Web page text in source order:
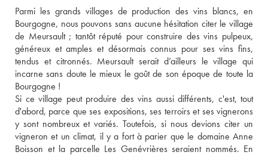
Parmi les grands villages de production des vins blancs, en
Bourgogne, nous pouvons sans aucune hésitation citer le village
de Meursault ; tantôt réputé pour construire des vins pulpeux,
généreux et amples et désormais connus pour ses vins fins,
tendus et citronnés. Meursault serait d’ailleurs le village qui
incarne sans doute le mieux le goût de son époque de toute la
Bourgogne !
Si ce village peut produire des vins aussi différents, c'est, tout
d'abord, parce que ses expositions, ses terroirs et ses vignerons
y sont nombreux et variés. Toutefois, si nous devions citer un
vigneron et un climat, il y a fort à parier que le domaine Anne
Boisson et la parcelle Les Genévrières seraient nommés. En